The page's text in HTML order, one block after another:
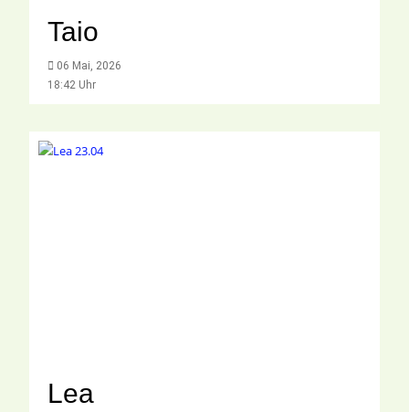
Taio
06 Mai, 2026
18:42 Uhr
Lea